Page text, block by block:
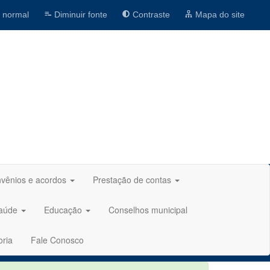
Diminuir fonte Contraste Mapa do site
e acordos Prestação de contas
Educação Conselhos municipal
Fale Conosco